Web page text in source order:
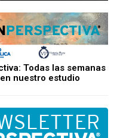
Todas las semanas
nuestro estudio